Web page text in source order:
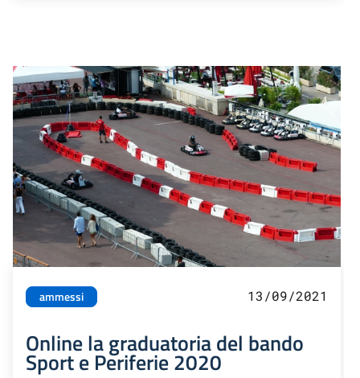
ammessi 13/09/2021
Online la graduatoria del bando
Sport e Periferie 2020